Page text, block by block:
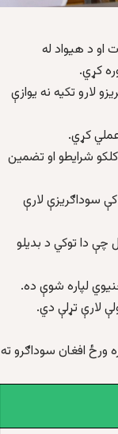
او د هیواد له
کړي.
لارو تکیه نه یوازې
عملي کړي.
کلکو شرایطو او تضمین
سوداګریزې لارې
دا توکي د بدیلو
لپاره شوې ده.
لارې تړلې دي.
ورځ افغان سوداګرو ته